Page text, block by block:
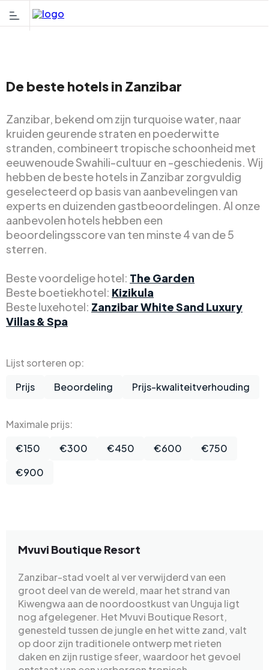
De beste hotels in Zanzibar
Zanzibar, bekend om zijn turquoise water, naar
kruiden geurende straten en poederwitte
stranden, combineert tropische schoonheid met
eeuwenoude Swahili-cultuur en -geschiedenis. Wij
hebben de beste hotels in Zanzibar zorgvuldig
geselecteerd op basis van aanbevelingen van
experts en duizenden gastbeoordelingen. Al onze
aanbevolen hotels hebben een
beoordelingsscore van ten minste 4 van de 5
sterren.
Beste voordelige hotel: The Garden
Beste boetiekhotel: Kizikula
Beste luxehotel: Zanzibar White Sand Luxury
Villas & Spa
Lijst sorteren op:
Prijs
Beoordeling Prijs-kwaliteitverhouding
Maximale prijs:
€150
€300 €450 €600
€750
€900
Mvuvi Boutique Resort
Zanzibar-stad voelt al ver verwijderd van een
groot deel van de wereld, maar het strand van
Kiwengwa aan de noordoostkust van Unguja ligt
nog afgelegener. Het Mvuvi Boutique Resort,
genesteld tussen de jungle en het witte zand, valt
op door zijn traditionele ontwerp met rieten
daken en zijn rustige sfeer, waardoor het gevoel